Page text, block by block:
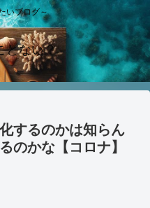
いブログ～
とない？
するのかは知らん
のかな【コロナ】